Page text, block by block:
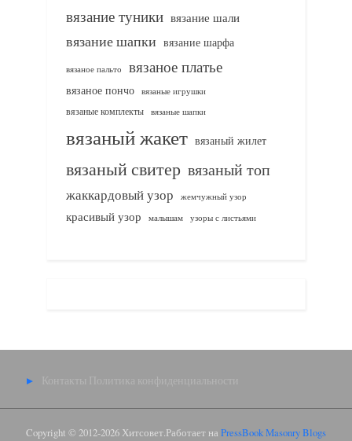
вязание туники вязание шали
вязание шапки вязание шарфа
вязаное пальто вязаное платье
вязаное пончо вязаные игрушки
вязаные комплекты
вязаные шапки
вязаный жакет вязаный жилет
вязаный свитер вязаный топ
жаккардовый узор жемчужный узор
красивый узор малышам узоры с листьями
Контакты Политика конфиденциальности
Copyright © 2012-2026 Хитсовет.Работает на PressBook Masonry Blogs